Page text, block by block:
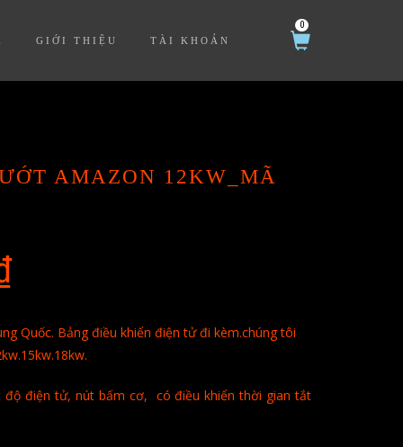
GIỚI THIỆU TÀI KHOẢN
0
AMAZON 12KW_MÃ
Quốc. Bảng điều khiển điện tử đi kèm.chúng tôi
độ điện tử, nút bấm cơ, có điều khiển thời gian tắt